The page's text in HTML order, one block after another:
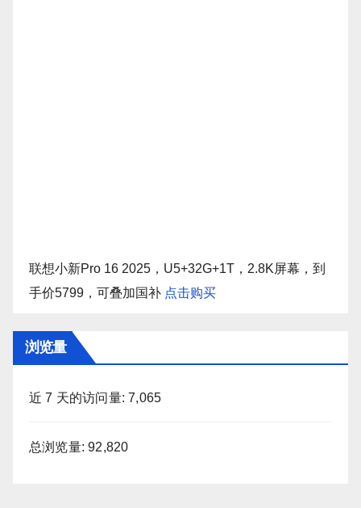
联想小新Pro 16 2025，U5+32G+1T，2.8K屏幕，到
手价5799，可叠加国补 点击购买
浏览量
近 7 天的访问量:7,065
总浏览量:92,820